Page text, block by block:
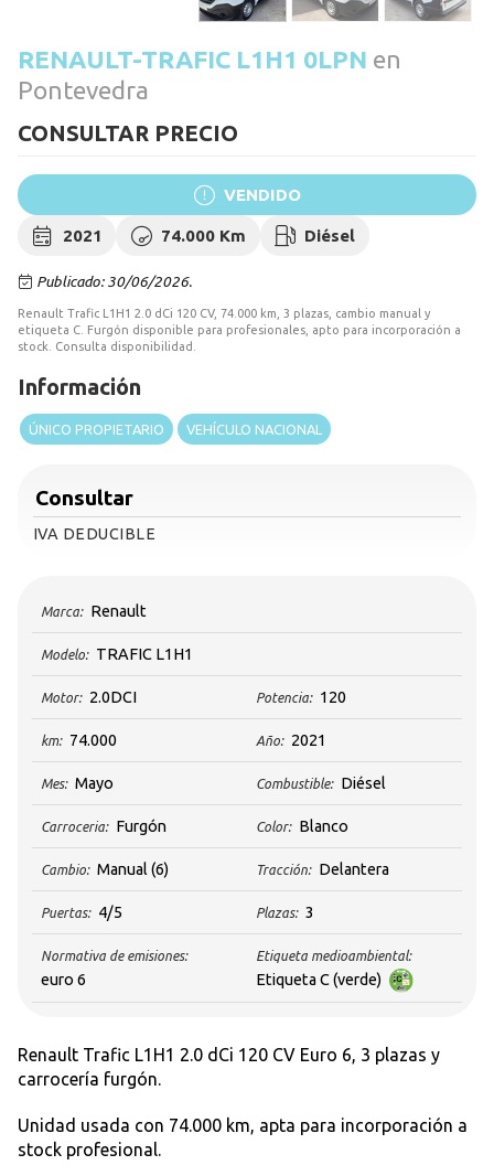
RENAULT-TRAFIC L1H1 0LPN en
Pontevedra
CONSULTAR PRECIO
VENDIDO
2021 74.000 Km Diésel
Publicado: 30/06/2026.
Renault Trafic L1H1 2.0 dCi 120 CV, 74.000 km, 3 plazas, cambio manual y
etiqueta C. Furgón disponible para profesionales, apto para incorporación a
stock. Consulta disponibilidad.
Información
ÚNICO PROPIETARIO VEHÍCULO NACIONAL
Consultar
IVA DEDUCIBLE
Marca: Renault
Modelo: TRAFIC L1H1
Motor: 2.0DCI Potencia: 120
km: 74.000 Año: 2021
Mes: Mayo Combustible: Diésel
Carroceria: Furgón Color: Blanco
Cambio: Manual (6) Tracción: Delantera
Puertas: 4/5 Plazas: 3
Normativa de emisiones:
euro 6
Etiqueta medioambiental:
Etiqueta C (verde)
Renault Trafic L1H1 2.0 dCi 120 CV Euro 6, 3 plazas y
carrocería furgón.
Unidad usada con 74.000 km, apta para incorporación a
stock profesional.